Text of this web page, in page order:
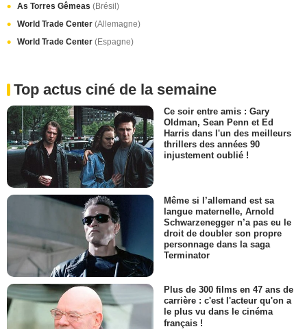
As Torres Gêmeas (Brésil)
World Trade Center (Allemagne)
World Trade Center (Espagne)
Top actus ciné de la semaine
Ce soir entre amis : Gary
Oldman, Sean Penn et Ed
Harris dans l'un des meilleurs
thrillers des années 90
injustement oublié !
Même si l’allemand est sa
langue maternelle, Arnold
Schwarzenegger n’a pas eu le
droit de doubler son propre
personnage dans la saga
Terminator
Plus de 300 films en 47 ans de
carrière : c'est l'acteur qu'on a
le plus vu dans le cinéma
français !